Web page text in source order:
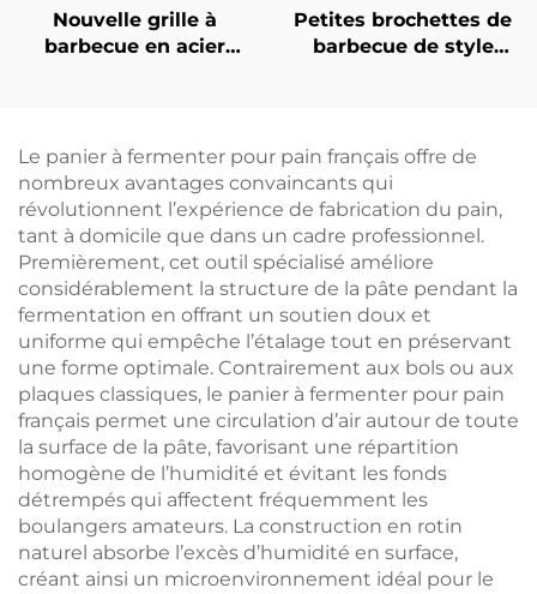
Nouvelle grille à
barbecue en acier
la cuisson de viandes
et de poissons, avec
grille rotative pour
usage domestique
Petites brochettes de
barbecue de style
ABS durable et
écologique
Le panier à fermenter pour pain français offre de
nombreux avantages convaincants qui
révolutionnent l’expérience de fabrication du pain,
tant à domicile que dans un cadre professionnel.
Premièrement, cet outil spécialisé améliore
considérablement la structure de la pâte pendant la
fermentation en offrant un soutien doux et
uniforme qui empêche l’étalage tout en préservant
une forme optimale. Contrairement aux bols ou aux
plaques classiques, le panier à fermenter pour pain
français permet une circulation d’air autour de toute
la surface de la pâte, favorisant une répartition
homogène de l’humidité et évitant les fonds
détrempés qui affectent fréquemment les
boulangers amateurs. La construction en rotin
naturel absorbe l’excès d’humidité en surface,
créant ainsi un microenvironnement idéal pour le